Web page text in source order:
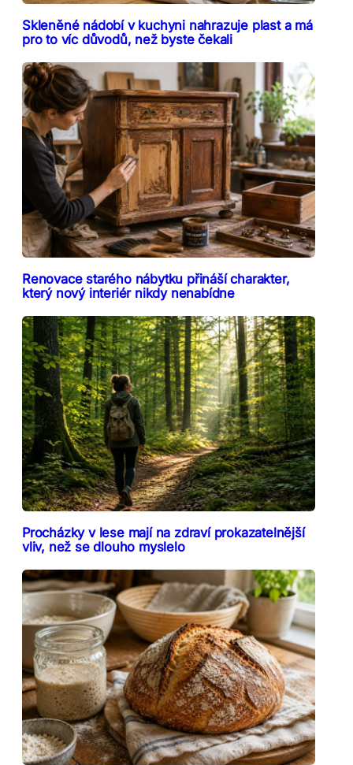
Skleněné nádobí v kuchyni nahrazuje plast a má
pro to víc důvodů, než byste čekali
Renovace starého nábytku přináší charakter,
který nový interiér nikdy nenabídne
Procházky v lese mají na zdraví prokazatelnější
vliv, než se dlouho myslelo